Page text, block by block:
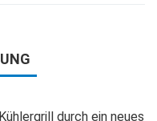
durch ein neues